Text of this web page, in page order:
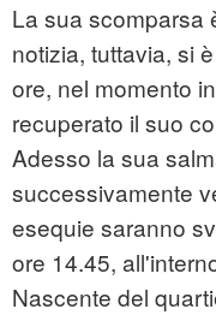
La sua scomparsa
notizia, tuttavia, si
ore, nel momento
recuperato il suo
Adesso la sua
successivamente
esequie saranno
ore 14.45,
Nascente del